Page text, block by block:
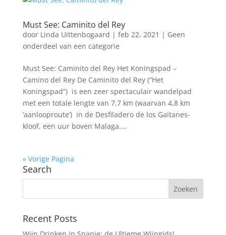
Must See: Caminito del Rey
door Linda Uittenbogaard | feb 22, 2021 | Geen
onderdeel van een categorie
Must See: Caminito del Rey Het Koningspad –
Camino del Rey De Caminito del Rey (“Het
Koningspad”) is een zeer spectaculair wandelpad
met een totale lengte van 7,7 km (waarvan 4,8 km
‘aanlooproute’) in de Desfiladero de los Gaitanes-
kloof, een uur boven Malaga....
« Vorige Pagina
Search
Recent Posts